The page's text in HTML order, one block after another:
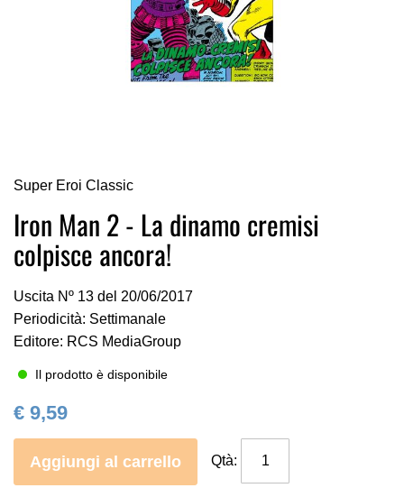
all'inizio
della
galleria
di
immagini
Super Eroi Classic
Iron Man 2 - La dinamo cremisi
colpisce ancora!
Uscita Nº 13 del 20/06/2017
Periodicità: Settimanale
Editore: RCS MediaGroup
Il prodotto è disponibile
€ 9,59
Aggiungi al carrello Qtà: